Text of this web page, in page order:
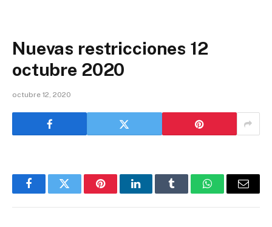
Nuevas restricciones 12
octubre 2020
octubre 12, 2020
FacebookTwitter PinterestLinkedInTumblr WhatsAppEmail